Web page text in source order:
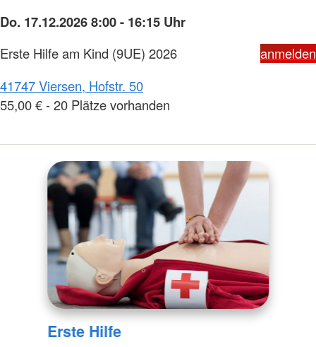
Do. 17.12.2026 8:00 - 16:15 Uhr
Erste Hilfe am Kind (9UE) 2026
anmelden
41747 Viersen, Hofstr. 50
55,00 € - 20 Plätze vorhanden
Erste Hilfe